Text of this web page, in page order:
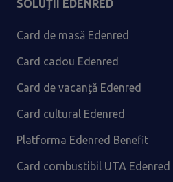
SOLUȚII EDENRED
Card de masă Edenred
Card cadou Edenred
Card de vacanță Edenred
Card cultural Edenred
Platforma Edenred Benefit
Card combustibil UTA Edenred